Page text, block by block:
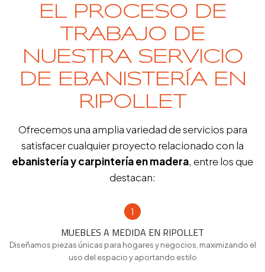
EL PROCESO DE
TRABAJO DE
NUESTRA SERVICIO
DE EBANISTERÍA EN
RIPOLLET
Ofrecemos una amplia variedad de servicios para
satisfacer cualquier proyecto relacionado con la
ebanistería y carpintería en madera, entre los que
destacan:
1
MUEBLES A MEDIDA EN RIPOLLET
Diseñamos piezas únicas para hogares y negocios, maximizando el
uso del espacio y aportando estilo